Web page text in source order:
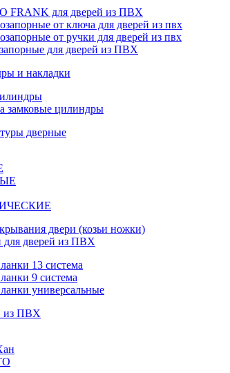
FRANK для дверей из ПВХ
от ключа для дверей из пвх
от ручки для дверей из пвх
для дверей из ПВХ
и накладки
замковые цилиндры
дверные
двери (козьи ножки)
для дверей из ПВХ
13 система
9 система
универсальные
из ПВХ